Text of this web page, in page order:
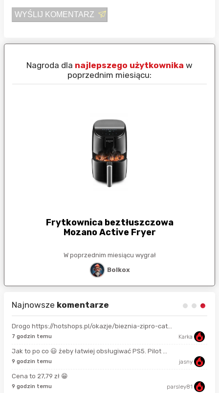
WYŚLIJ KOMENTARZ
Nagroda dla najlepszego użytkownika w
poprzednim miesiącu:
Frytkownica beztłuszczowa
Mozano Active Fryer
W poprzednim miesiącu wygrał
Bolkox
Najnowsze komentarze
Drogo https://hotshops.pl/okazje/bieznia-zipro-cat...
7 godzin temu Karka
Jak to po co 😃 żeby łatwiej obsługiwać PS5. Pilot ...
9 godzin temu jasny
Cena to 27,79 zł 😁
9 godzin temu parsley81